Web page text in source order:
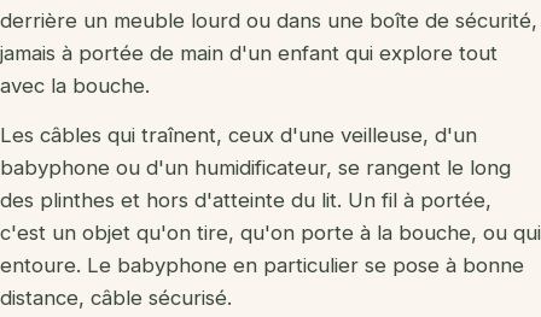
derrière un meuble lourd ou dans une boîte de sécurité,
jamais à portée de main d'un enfant qui explore tout
avec la bouche.
Les câbles qui traînent, ceux d'une veilleuse, d'un
babyphone ou d'un humidificateur, se rangent le long
des plinthes et hors d'atteinte du lit. Un fil à portée,
c'est un objet qu'on tire, qu'on porte à la bouche, ou qui
entoure. Le babyphone en particulier se pose à bonne
distance, câble sécurisé.